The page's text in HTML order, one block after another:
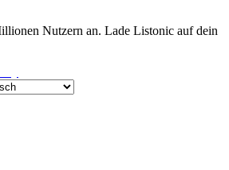
Nutzern an. Lade Listonic auf dein